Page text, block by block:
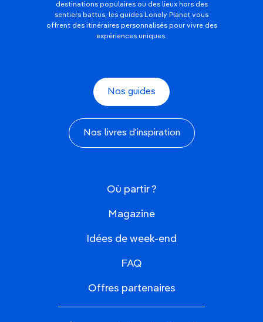
destinations populaires ou des lieux hors des
sentiers battus, les guides Lonely Planet vous
offrent des itinéraires personnalisés pour vivre des
expériences uniques.
Nos guides
Nos livres d'inspiration
Où partir ?
Magazine
Idées de week-end
FAQ
Offres partenaires